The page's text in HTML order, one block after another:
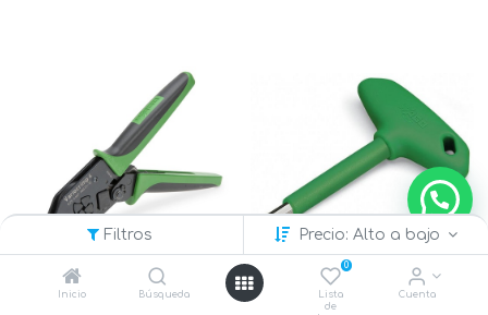
Filtros Precio: Alto a bajo
Inicio Búsqueda
0
Lista
de
Cuenta